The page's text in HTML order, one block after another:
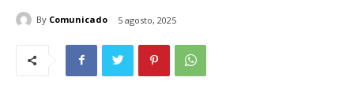
By Comunicado 5 agosto, 2025